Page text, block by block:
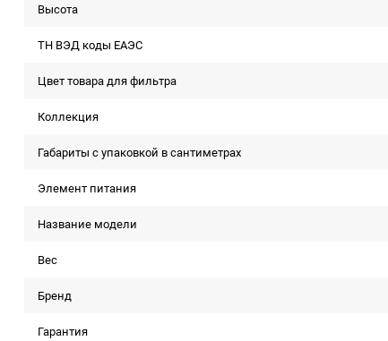
Высота
ТН ВЭД коды ЕАЭС
Цвет товара для фильтра
Коллекция
Габариты с упаковкой в сантиметрах
Элемент питания
Название модели
Вес
Бренд
Гарантия